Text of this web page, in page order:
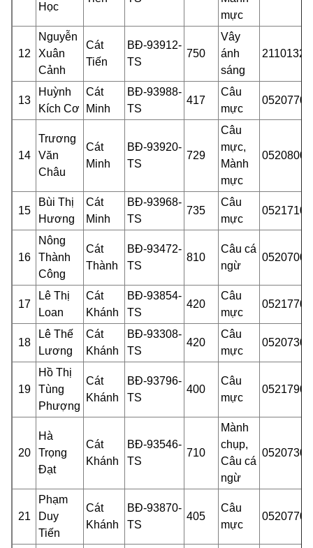
Học
mực
12
Nguyễn
Xuân
Cảnh
Cát
Tiến
BĐ-93912-
TS
750
Vây
ánh
sáng
13
Huỳnh
Kích Cơ
Cát
Minh
BĐ-93988-
TS
417
Câu
mực
14
Trương
Văn
Châu
Cát
Minh
BĐ-93920-
TS
729
Câu
mực,
Mành
mực
15
Bùi Thị
Hương
Cát
Minh
BĐ-93968-
TS
735
Câu
mực
16
Nông
Thành
Công
Cát
Thành
BĐ-93472-
TS
810
Câu cá
ngừ
17
Lê Thị
Loan
Cát
Khánh
BĐ-93854-
TS
420
Câu
mực
18
Lê Thế
Lương
Cát
Khánh
BĐ-93308-
TS
420
Câu
mực
19
Hồ Thị
Tùng
Phượng
Cát
Khánh
BĐ-93796-
TS
400
Câu
mực
20
Hà
Trọng
Đạt
Cát
Khánh
BĐ-93546-
TS
710
Mành
chụp,
Câu cá
ngừ
21
Phạm
Duy
Tiến
Cát
Khánh
BĐ-93870-
TS
405
Câu
mực